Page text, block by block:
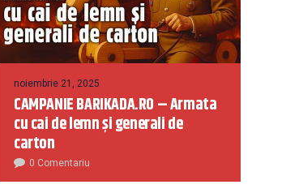
noiembrie 21, 2025
CAMPANIE BARIKADA.RO – Armata
cu cai de lemn și generali de
carton
0 Comentariu